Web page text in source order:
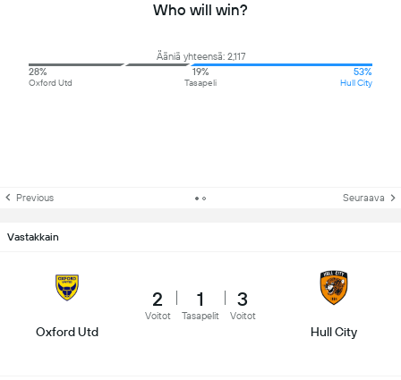
Who will win?
Ääniä yhteensä: 2,117
28%
Oxford Utd
19%
Tasapeli
53%
Hull City
Previous Seuraava
Vastakkain
Oxford Utd
2
Voitot
1
Tasapelit
3
Voitot
Hull City